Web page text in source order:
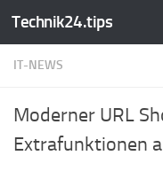
Zum Inhalt springen
Technik24.tips
IT-NEWS
Moderner URL
Extrafunktionen